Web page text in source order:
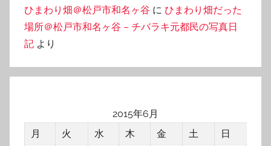
ひまわり畑＠松戸市和名ヶ谷 に ひまわり畑だった
場所＠松戸市和名ヶ谷 – チバラキ元都民の写真日
記 より
2015年6月
月
火 水 木 金 土
日